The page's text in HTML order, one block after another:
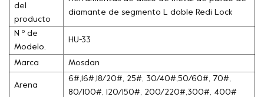
del
producto
diamante de segmento L doble Redi Lock
N º de
Modelo.
HU-33
Marca Mosdan
Arena
6#,16#,18/20#, 25#, 30/40#,50/60#, 70#,
80/100#, 120/150#, 200/220#,300#, 400#